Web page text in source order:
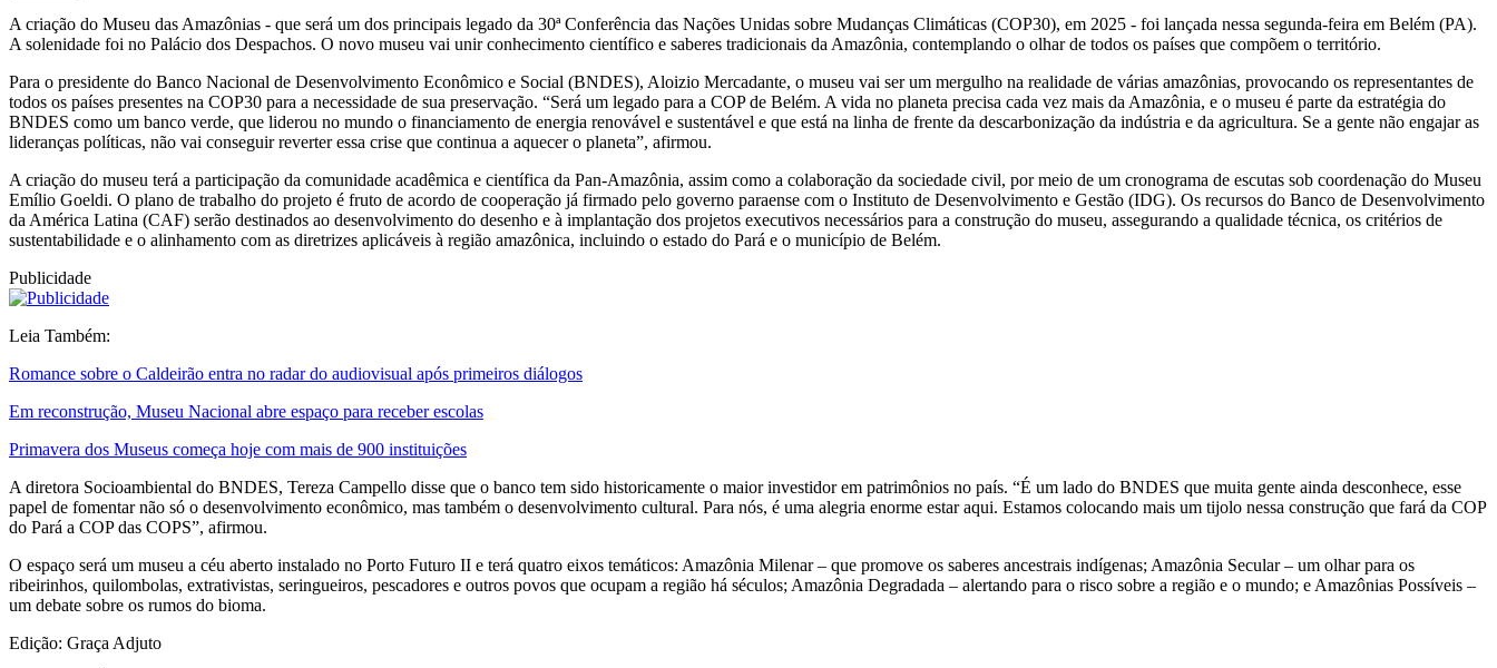
A criação do Museu das Amazônias - que será um dos principais legado da 30ª Conferência das Nações Unidas sobre Mudanças Climáticas (COP30), em 2025 - foi lançada nessa segunda-feira em Belém (PA).
A solenidade foi no Palácio dos Despachos. O novo museu vai unir conhecimento científico e saberes tradicionais da Amazônia, contemplando o olhar de todos os países que compõem o território.
Para o presidente do Banco Nacional de Desenvolvimento Econômico e Social (BNDES), Aloizio Mercadante, o museu vai ser um mergulho na realidade de várias amazônias, provocando os representantes de
todos os países presentes na COP30 para a necessidade de sua preservação. “Será um legado para a COP de Belém. A vida no planeta precisa cada vez mais da Amazônia, e o museu é parte da estratégia do
BNDES como um banco verde, que liderou no mundo o financiamento de energia renovável e sustentável e que está na linha de frente da descarbonização da indústria e da agricultura. Se a gente não engajar as
lideranças políticas, não vai conseguir reverter essa crise que continua a aquecer o planeta”, afirmou.
A criação do museu terá a participação da comunidade acadêmica e científica da Pan-Amazônia, assim como a colaboração da sociedade civil, por meio de um cronograma de escutas sob coordenação do Museu
Emílio Goeldi. O plano de trabalho do projeto é fruto de acordo de cooperação já firmado pelo governo paraense com o Instituto de Desenvolvimento e Gestão (IDG). Os recursos do Banco de Desenvolvimento
da América Latina (CAF) serão destinados ao desenvolvimento do desenho e à implantação dos projetos executivos necessários para a construção do museu, assegurando a qualidade técnica, os critérios de
sustentabilidade e o alinhamento com as diretrizes aplicáveis à região amazônica, incluindo o estado do Pará e o município de Belém.
Publicidade
Leia Também:
Romance sobre o Caldeirão entra no radar do audiovisual após primeiros diálogos
Em reconstrução, Museu Nacional abre espaço para receber escolas
Primavera dos Museus começa hoje com mais de 900 instituições
A diretora Socioambiental do BNDES, Tereza Campello disse que o banco tem sido historicamente o maior investidor em patrimônios no país. “É um lado do BNDES que muita gente ainda desconhece, esse
papel de fomentar não só o desenvolvimento econômico, mas também o desenvolvimento cultural. Para nós, é uma alegria enorme estar aqui. Estamos colocando mais um tijolo nessa construção que fará da COP
do Pará a COP das COPS”, afirmou.
O espaço será um museu a céu aberto instalado no Porto Futuro II e terá quatro eixos temáticos: Amazônia Milenar – que promove os saberes ancestrais indígenas; Amazônia Secular – um olhar para os
ribeirinhos, quilombolas, extrativistas, seringueiros, pescadores e outros povos que ocupam a região há séculos; Amazônia Degradada – alertando para o risco sobre a região e o mundo; e Amazônias Possíveis –
um debate sobre os rumos do bioma.
Edição: Graça Adjuto